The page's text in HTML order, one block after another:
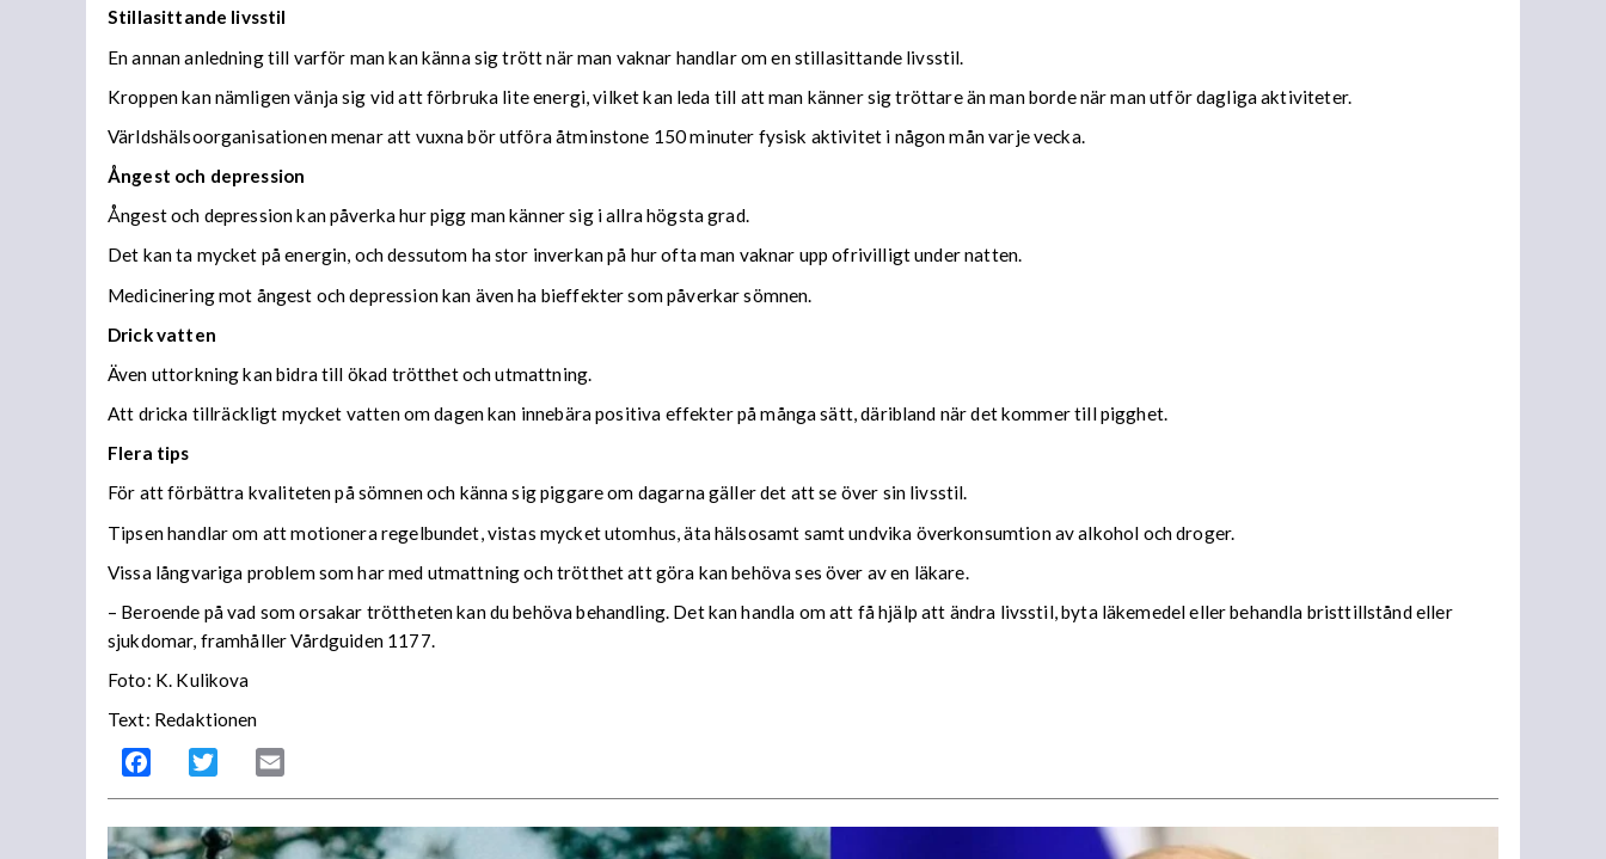
Stillasittande livsstil
En annan anledning till varför man kan känna sig trött när man vaknar handlar om en stillasittande livsstil.
Kroppen kan nämligen vänja sig vid att förbruka lite energi, vilket kan leda till att man känner sig tröttare än man borde när man utför dagliga aktiviteter.
Världshälsoorganisationen menar att vuxna bör utföra åtminstone 150 minuter fysisk aktivitet i någon mån varje vecka.
Ångest och depression
Ångest och depression kan påverka hur pigg man känner sig i allra högsta grad.
Det kan ta mycket på energin, och dessutom ha stor inverkan på hur ofta man vaknar upp ofrivilligt under natten.
Medicinering mot ångest och depression kan även ha bieffekter som påverkar sömnen.
Drick vatten
Även uttorkning kan bidra till ökad trötthet och utmattning.
Att dricka tillräckligt mycket vatten om dagen kan innebära positiva effekter på många sätt, däribland när det kommer till pigghet.
Flera tips
För att förbättra kvaliteten på sömnen och känna sig piggare om dagarna gäller det att se över sin livsstil.
Tipsen handlar om att motionera regelbundet, vistas mycket utomhus, äta hälsosamt samt undvika överkonsumtion av alkohol och droger.
Vissa långvariga problem som har med utmattning och trötthet att göra kan behöva ses över av en läkare.
– Beroende på vad som orsakar tröttheten kan du behöva behandling. Det kan handla om att få hjälp att ändra livsstil, byta läkemedel eller behandla bristtillstånd eller
sjukdomar, framhåller Vårdguiden 1177.
Foto: K. Kulikova
Text: Redaktionen
Facebook Twitter